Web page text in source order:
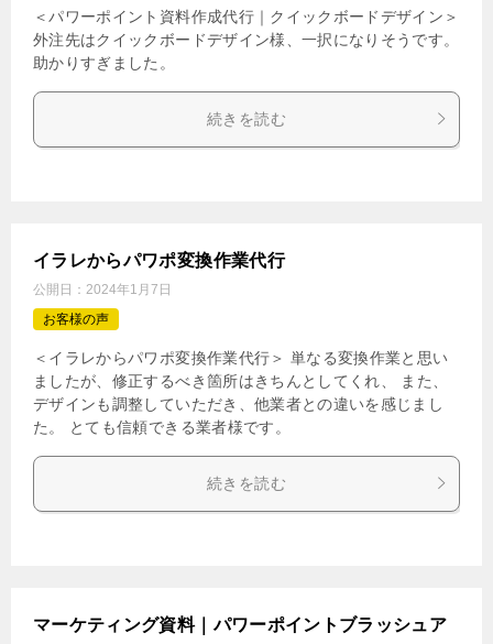
＜パワーポイント資料作成代行｜クイックボードデザイン＞
外注先はクイックボードデザイン様、一択になりそうです。
助かりすぎました。
続きを読む
イラレからパワポ変換作業代行
公開日： 2024年1月7日
お客様の声
＜イラレからパワポ変換作業代行＞ 単なる変換作業と思い
ましたが、修正するべき箇所はきちんとしてくれ、 また、
デザインも調整していただき、他業者との違いを感じまし
た。 とても信頼できる業者様です。
続きを読む
マーケティング資料｜パワーポイントブラッシュア